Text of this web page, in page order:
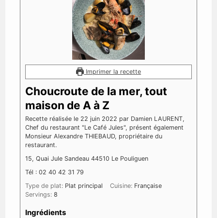
Imprimer la recette
Choucroute de la mer, tout
maison de A à Z
Recette réalisée le 22 juin 2022 par Damien LAURENT,
Chef du restaurant "Le Café Jules", présent également
Monsieur Alexandre THIEBAUD, propriétaire du
restaurant.
15, Quai Jule Sandeau 44510 Le Pouliguen
Tél : 02 40 42 31 79
Type de plat: Plat principal Cuisine: Française
Servings:8
Ingrédients